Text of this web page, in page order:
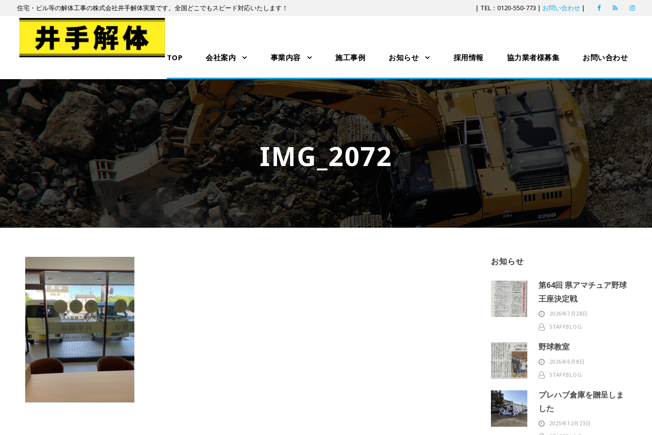
住宅・ビル等の解体工事の株式会社井手解体実業です。全国どこでもスピード対応いたします！ | TEL：0120-550-773 | お問い合わせ |
TOP 会社案内 事業内容 施工事例 お知らせ 採用情報 協力業者様募集 お問い合わせ
IMG_2072
お知らせ
第64回 県アマチュア野球
王座決定戦
2026年7月28日
STAFFBLOG
野球教室
2026年6月8日
STAFFBLOG
プレハブ倉庫を贈呈しま
した
2025年12月23日